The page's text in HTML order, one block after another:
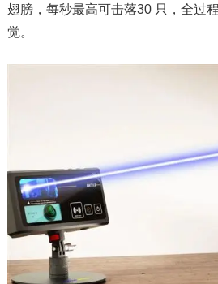
翅膀，每秒最高可击落30 只，全过
觉。